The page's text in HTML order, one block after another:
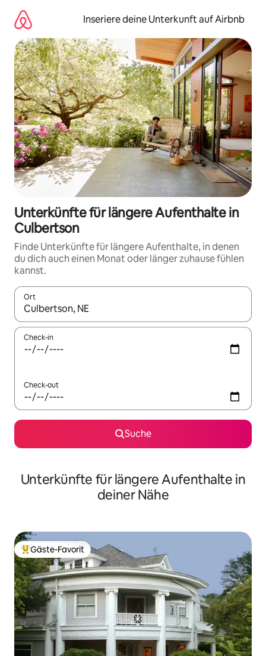
Inhalten
springen
Inseriere deine Unterkunft auf Airbnb
Unterkünfte für längere Aufenthalte in
Culbertson
Finde Unterkünfte für längere Aufenthalte, in denen
du dich auch einen Monat oder länger zuhause fühlen
kannst.
Ort
Wenn Ergebnisse verfügbar sind, navigiere mit den
Check-in
Check-out
Suche
Unterkünfte für längere Aufenthalte in
deiner Nähe
Beliebter Gäste-Favorit.
Gäste-Favorit